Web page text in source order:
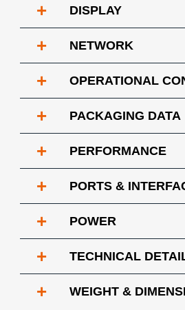
+ DISPLAY
+ NETWORK
+ OPERATIONAL
+ PACKAGING DATA
+ PERFORMANCE
+ PORTS &
+ POWER
+ TECHNICAL
+ WEIGHT &